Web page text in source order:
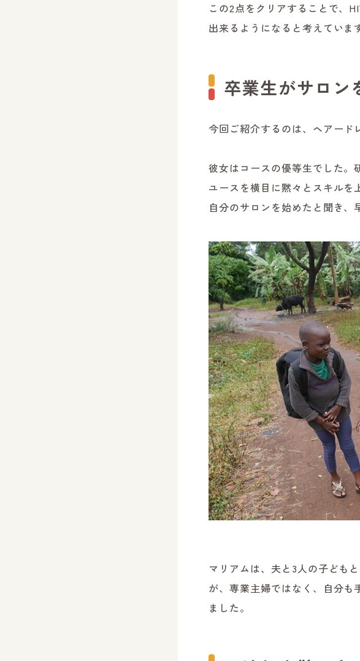
この2点をクリアすることで、
出来るようになると考えていま
卒業生がサロン
今回ご紹介するのは、ヘアード
彼女はコースの優等生でした。
ユースを横目に黙々とスキルを
自分のサロンを始めたと聞き、
マリアムは、夫と3人の子ども
が、専業主婦ではなく、自分
ました。